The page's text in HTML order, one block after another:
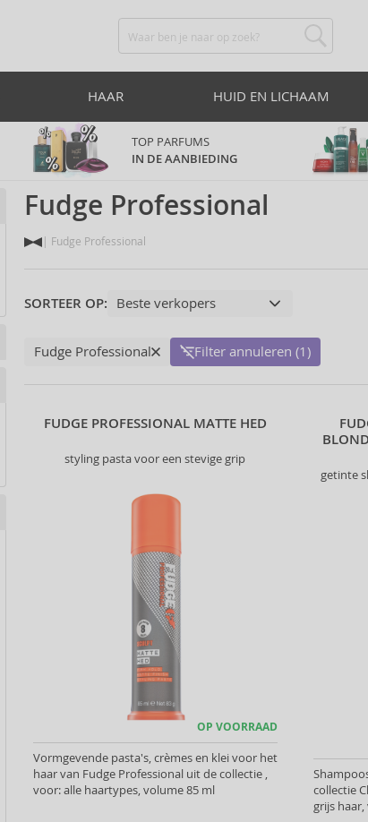
HAAR HUID EN LICHAAM
TOP PARFUMS
IN DE AANBIEDING
Fudge Professional
Fudge Professional
SORTEER OP:
Fudge Professional Filter annuleren (1)
FUDGE PROFESSIONAL MATTE HED
styling pasta voor een stevige grip
OP VOORRAAD
Vormgevende pasta's, crèmes en klei voor het
haar van Fudge Professional uit de collectie ,
voor: alle haartypes, volume 85 ml
getinte
collectie
grijs